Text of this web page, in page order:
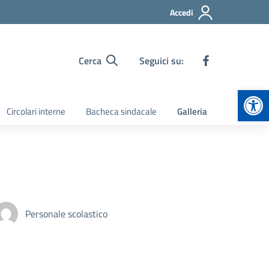
Accedi
Cerca Seguici su:
Circolari interne Bacheca sindacale Galleria
Personale scolastico